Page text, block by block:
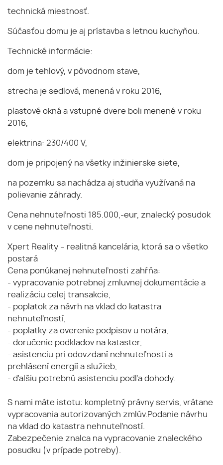
technická miestnosť.
Súčasťou domu je aj prístavba s letnou kuchyňou.
Technické informácie:
dom je tehlový, v pôvodnom stave,
strecha je sedlová, menená v roku 2016,
plastové okná a vstupné dvere boli menené v roku
2016,
elektrina: 230/400 V,
dom je pripojený na všetky inžinierske siete,
na pozemku sa nachádza aj studňa využívaná na
polievanie záhrady.
Cena nehnuteľnosti 185.000,-eur, znalecký posudok
v cene nehnuteľnosti.
Xpert Reality – realitná kancelária, ktorá sa o všetko
postará
Cena ponúkanej nehnuteľnosti zahŕňa:
- vypracovanie potrebnej zmluvnej dokumentácie a
realizáciu celej transakcie,
- poplatok za návrh na vklad do katastra
nehnuteľností,
- poplatky za overenie podpisov u notára,
- doručenie podkladov na kataster,
- asistenciu pri odovzdaní nehnuteľnosti a
prehlásení energií a služieb,
- ďalšiu potrebnú asistenciu podľa dohody.
S nami máte istotu: kompletný právny servis, vrátane
vypracovania autorizovaných zmlúv.Podanie návrhu
na vklad do katastra nehnuteľností.
Zabezpečenie znalca na vypracovanie znaleckého
posudku (v prípade potreby).